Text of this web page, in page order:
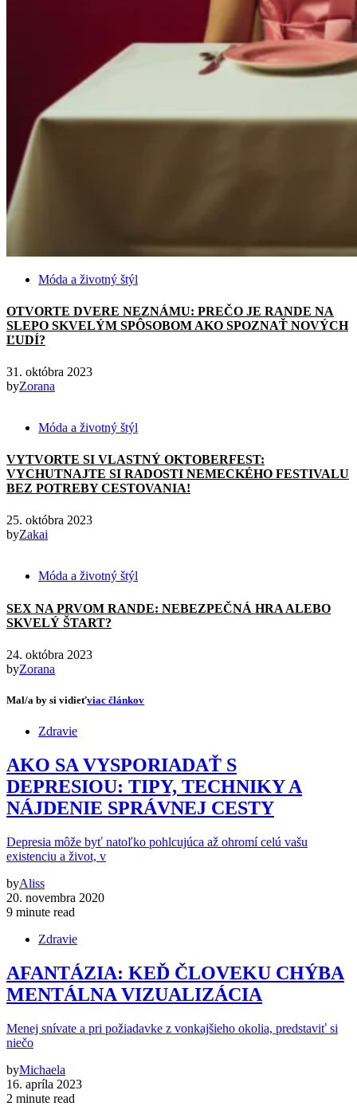
Móda a životný štýl
OTVORTE DVERE NEZNÁMU: PREČO JE RANDE NA
SLEPO SKVELÝM SPÔSOBOM AKO SPOZNAŤ NOVÝCH
ĽUDÍ?
31. októbra 2023
byZorana
Móda a životný štýl
VYTVORTE SI VLASTNÝ OKTOBERFEST:
VYCHUTNAJTE SI RADOSTI NEMECKÉHO FESTIVALU
BEZ POTREBY CESTOVANIA!
25. októbra 2023
byZakai
Móda a životný štýl
SEX NA PRVOM RANDE: NEBEZPEČNÁ HRA ALEBO
SKVELÝ ŠTART?
24. októbra 2023
byZorana
Mal/a by si vidieťviac článkov
Zdravie
AKO SA VYSPORIADAŤ S
DEPRESIOU: TIPY, TECHNIKY A
NÁJDENIE SPRÁVNEJ CESTY
Depresia môže byť natoľko pohlcujúca až ohromí celú vašu
existenciu a život, v
byAliss
20. novembra 2020
9 minute read
Zdravie
AFANTÁZIA: KEĎ ČLOVEKU CHÝBA
MENTÁLNA VIZUALIZÁCIA
Menej snívate a pri požiadavke z vonkajšieho okolia, predstaviť si
niečo
byMichaela
16. apríla 2023
2 minute read